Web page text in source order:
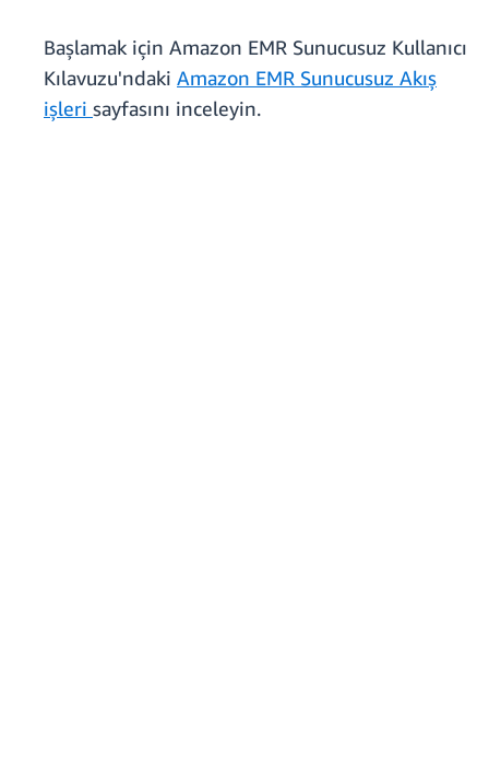
Başlamak için Amazon EMR Sunucusuz Kullanıcı
Kılavuzu'ndaki Amazon EMR Sunucusuz Akış
işleri sayfasını inceleyin.